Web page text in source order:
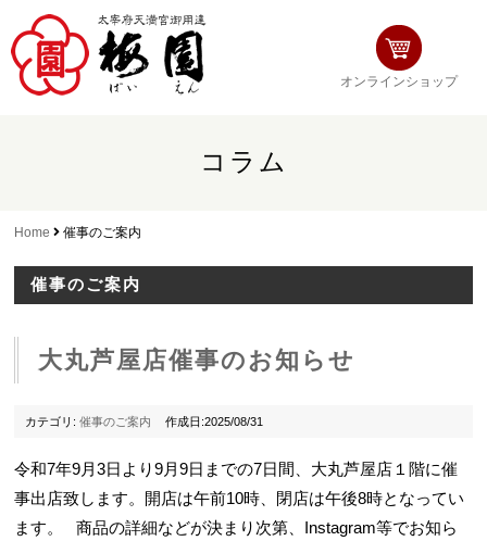
オンラインショップ
コラム
Home 催事のご案内
催事のご案内
大丸芦屋店催事のお知らせ
カテゴリ:催事のご案内 作成日:2025/08/31
令和7年9月3日より9月9日までの7日間、大丸芦屋店１階に催
事出店致します。開店は午前10時、閉店は午後8時となってい
ます。 商品の詳細などが決まり次第、Instagram等でお知ら